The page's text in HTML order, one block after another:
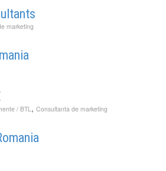
marketing
/ BTL, Consultanta de marketing